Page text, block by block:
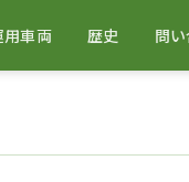
用車両 歴史 問